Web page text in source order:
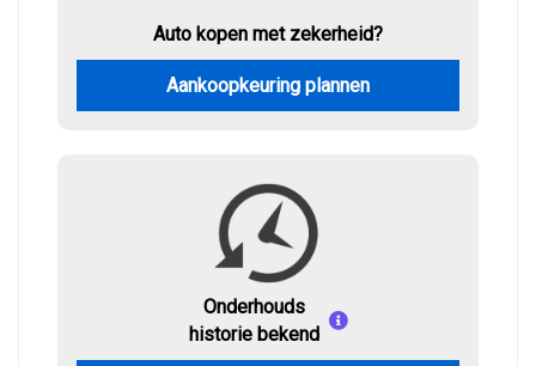
Auto kopen met zekerheid?
Aankoopkeuring plannen
Onderhouds
historie bekend